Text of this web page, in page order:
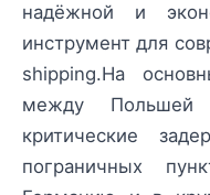
надёжной и
инструмент для
shipping.На
между Польшей
критические
пограничных